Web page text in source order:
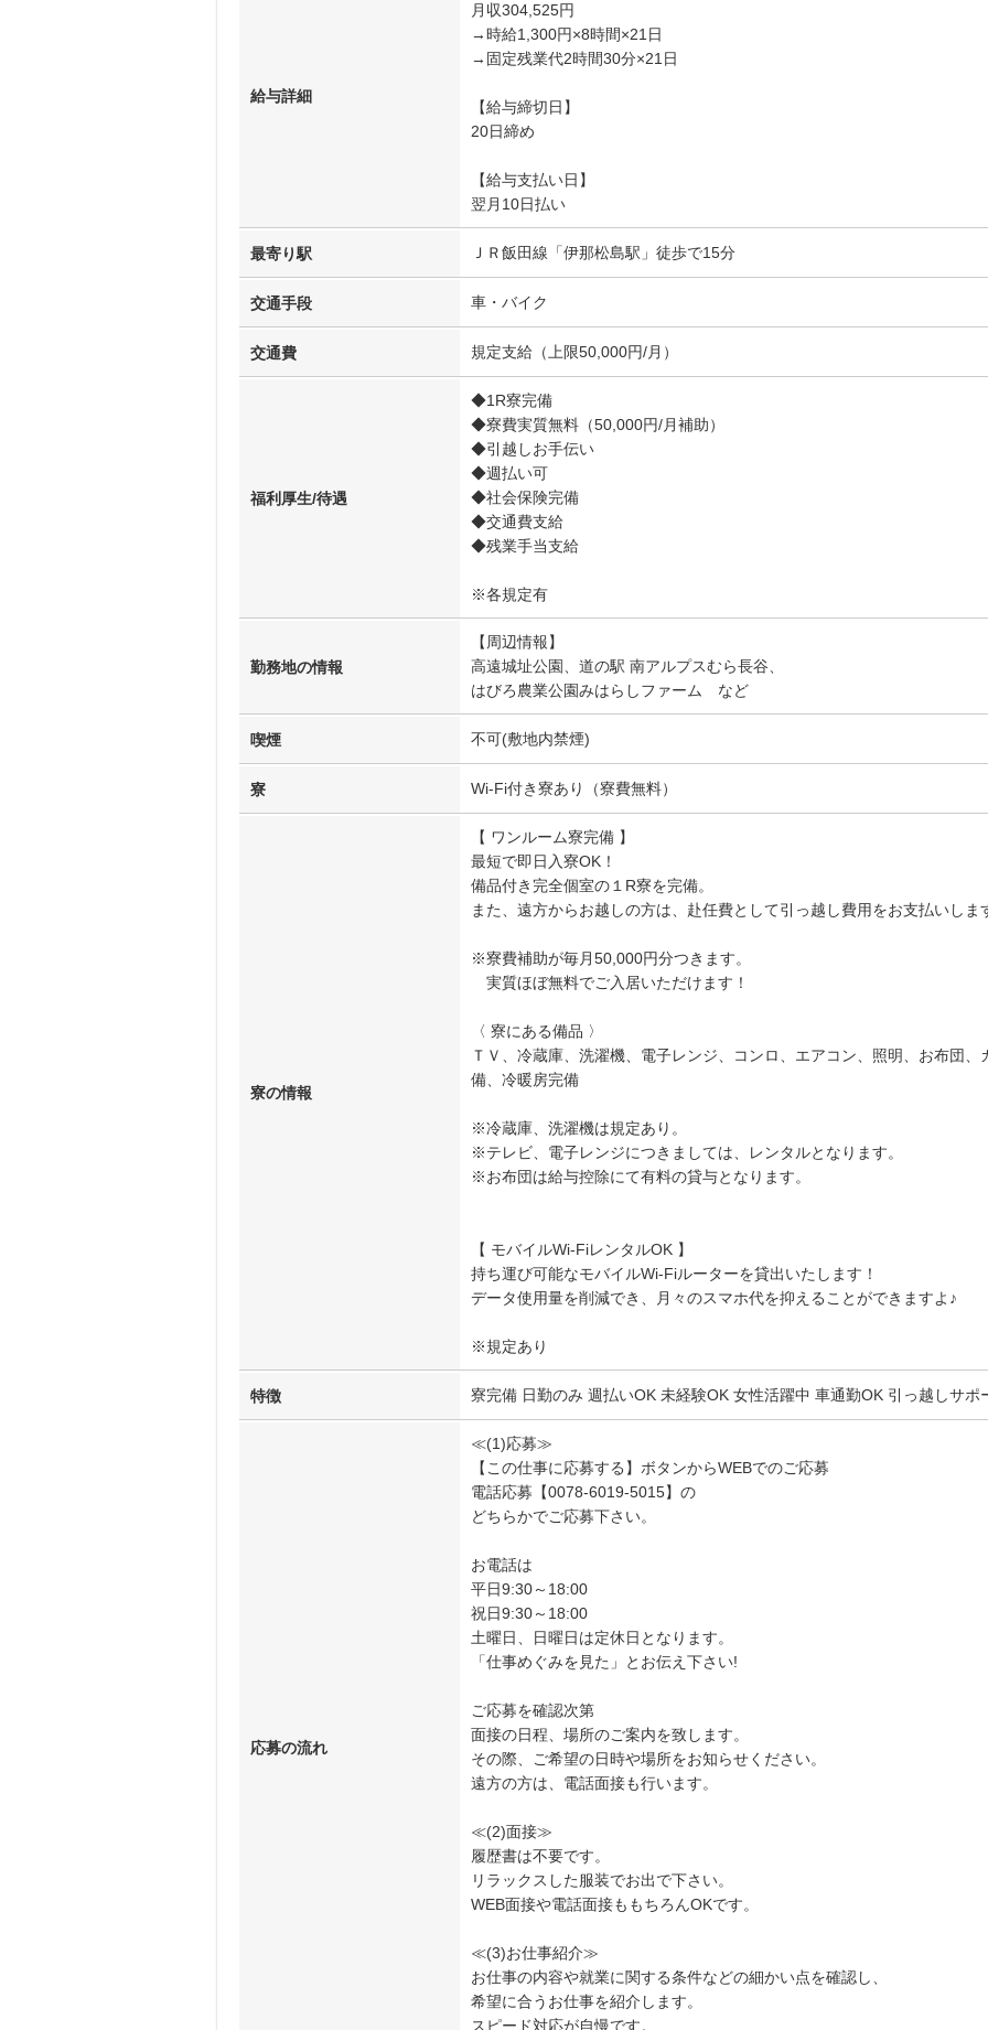
給与詳細
月収304,525円
→時給1,300円×8時間×21日
→固定残業代2時間30分×21日
【給与締切日】
20日締め
【給与支払い日】
翌月10日払い
最寄り駅 ＪＲ飯田線「伊那松島駅」徒歩で15分
交通手段 車・バイク
交通費 規定支給（上限50,000円/月）
福利厚生/待遇
◆1R寮完備
◆寮費実質無料（50,000円/月補助）
◆引越しお手伝い
◆週払い可
◆社会保険完備
◆交通費支給
◆残業手当支給
※各規定有
勤務地の情報
【周辺情報】
高遠城址公園、道の駅 南アルプスむら長谷、
はびろ農業公園みはらしファーム など
喫煙 不可(敷地内禁煙)
寮 Wi-Fi付き寮あり（寮費無料）
寮の情報
【 ワンルーム寮完備 】
最短で即日入寮OK！
備品付き完全個室の１R寮を完備。
また、遠方からお越しの方は、赴任費として引っ越し費用をお支払いしま
※寮費補助が毎月50,000円分つきます。
実質ほぼ無料でご入居いただけます！
〈 寮にある備品 〉
ＴＶ、冷蔵庫、洗濯機、電子レンジ、コンロ、エアコン、照明、お布団
備、冷暖房完備
※冷蔵庫、洗濯機は規定あり。
※テレビ、電子レンジにつきましては、レンタルとなります。
※お布団は給与控除にて有料の貸与となります。
【 モバイルWi-FiレンタルOK 】
持ち運び可能なモバイルWi-Fiルーターを貸出いたします！
データ使用量を削減でき、月々のスマホ代を抑えることができますよ♪
※規定あり
特徴 寮完備 日勤のみ 週払いOK 未経験OK 女性活躍中 車通勤OK 引っ越しサポ
応募の流れ
≪(1)応募≫
【この仕事に応募する】ボタンからWEBでのご応募
電話応募【0078-6019-5015】の
どちらかでご応募下さい。
お電話は
平日9:30～18:00
祝日9:30～18:00
土曜日、日曜日は定休日となります。
「仕事めぐみを見た」とお伝え下さい!
ご応募を確認次第
面接の日程、場所のご案内を致します。
その際、ご希望の日時や場所をお知らせください。
遠方の方は、電話面接も行います。
≪(2)面接≫
履歴書は不要です。
リラックスした服装でお出で下さい。
WEB面接や電話面接ももちろんOKです。
≪(3)お仕事紹介≫
お仕事の内容や就業に関する条件などの細かい点を確認し、
希望に合うお仕事を紹介します。
スピード対応が自慢です。